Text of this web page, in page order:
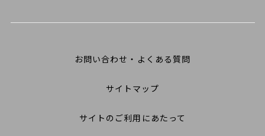
お問い合わせ・よくある質問
サイトマップ
サイトのご利用にあたって